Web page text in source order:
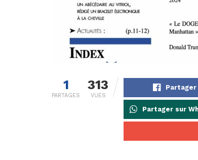
1
PARTAGES
313
VUES
Partager
Partager sur